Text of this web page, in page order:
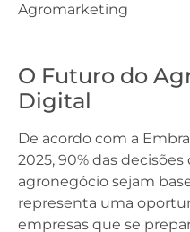
Agromarketing
O Futuro do
Digital
De acordo com a
2025, 90% das
agronegócio sejam
representa uma
empresas que se